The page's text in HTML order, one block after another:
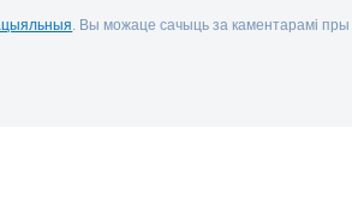
. Вы можаце сачыць за каментарамі